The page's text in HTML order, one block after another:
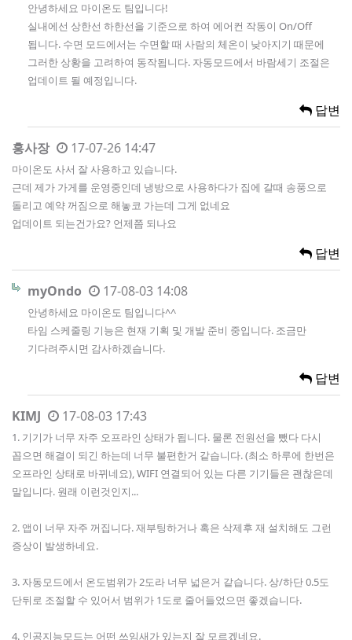
안녕하세요 마이온도 팀입니다!
실내에선 상한선 하한선을 기준으로 하여 에어컨 작동이 On/Off
됩니다. 수면 모드에서는 수면할 때 사람의 체온이 낮아지기 때문에
그러한 상황을 고려하여 동작됩니다. 자동모드에서 바람세기 조절은
업데이트 될 예정입니다.
답변
홍사장 17-07-26 14:47
마이온도 사서 잘 사용하고 있습니다.
근데 제가 가게를 운영중인데 냉방으로 사용하다가 집에 갈때 송풍으로
돌리고 예약 꺼짐으로 해놓코 가는데 그게 없네요
업데이트 되는건가요? 언제쯤 되나요
답변
myOndo 17-08-03 14:08
안녕하세요 마이온도 팀입니다^^
타임 스케줄링 기능은 현재 기획 및 개발 준비 중입니다. 조금만
기다려주시면 감사하겠습니다.
답변
KIMJ 17-08-03 17:43
1. 기기가 너무 자주 오프라인 상태가 됩니다. 물론 전원선을 뺐다 다시
꼽으면 해결이 되긴 하는데 너무 불편한거 같습니다. (최소 하루에 한번은
오프라인 상태로 바뀌네요), WIFI 연결되어 있는 다른 기기들은 괜찮은데
말입니다. 원래 이런것인지...
2. 앱이 너무 자주 꺼집니다. 재부팅하거나 혹은 삭제후 재 설치해도 그런
증상이 발생하네요.
3. 자동모드에서 온도범위가 2도라 너무 넓은거 같습니다. 상/하단 0.5도
단뒤로 조절할 수 있어서 범위가 1도로 줄어들었으면 좋겠습니다.
4. 인공지능모드는 어떤 쓰임새가 있는지 잘 모르겠네요.